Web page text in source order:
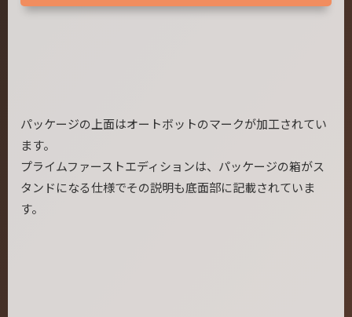
パッケージの上面はオートボットのマークが加工されてい
ます。
プライムファーストエディションは、パッケージの箱がス
タンドになる仕様でその説明も底面部に記載されていま
す。